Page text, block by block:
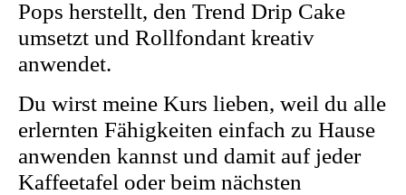
Pops herstellt, den Trend Drip Cake
umsetzt und Rollfondant kreativ
anwendet.
Du wirst meine Kurs lieben, weil du alle
erlernten Fähigkeiten einfach zu Hause
anwenden kannst und damit auf jeder
Kaffeetafel oder beim nächsten